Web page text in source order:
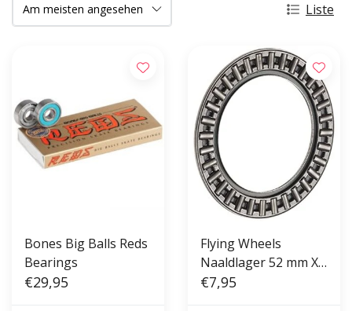
Liste
Bones Big Balls Reds
Bearings
€29,95
Flying Wheels
Naaldlager 52 mm X
35 mm X 2 mm
€7,95